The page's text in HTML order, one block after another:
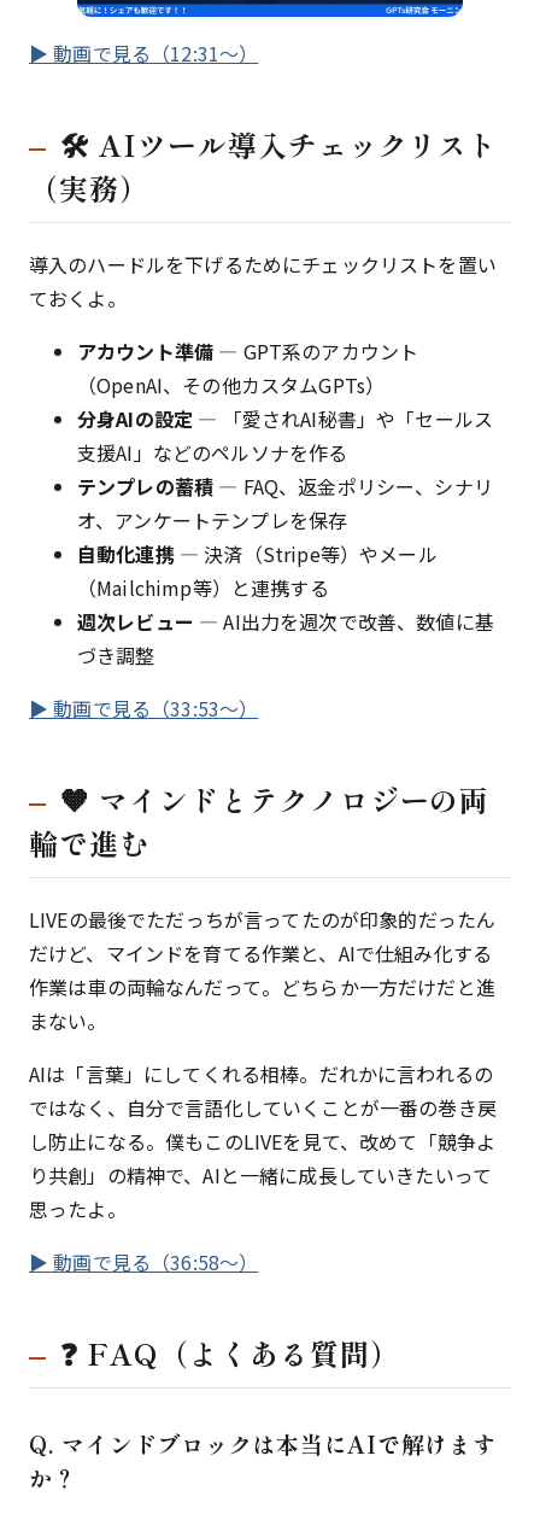
▶ 動画で見る（12:31〜）
🛠 AIツール導入チェックリスト
（実務）
導入のハードルを下げるためにチェックリストを置い
ておくよ。
アカウント準備 — GPT系のアカウント
（OpenAI、その他カスタムGPTs）
分身AIの設定 — 「愛されAI秘書」や「セールス
支援AI」などのペルソナを作る
テンプレの蓄積 — FAQ、返金ポリシー、シナリ
オ、アンケートテンプレを保存
自動化連携— 決済（Stripe等）やメール
（Mailchimp等）と連携する
週次レビュー — AI出力を週次で改善、数値に基
づき調整
▶ 動画で見る（33:53〜）
🧡 マインドとテクノロジーの両
輪で進む
LIVEの最後でただっちが言ってたのが印象的だったん
だけど、マインドを育てる作業と、AIで仕組み化する
作業は車の両輪なんだって。どちらか一方だけだと進
まない。
AIは「言葉」にしてくれる相棒。だれかに言われるの
ではなく、自分で言語化していくことが一番の巻き戻
し防止になる。僕もこのLIVEを見て、改めて「競争よ
り共創」の精神で、AIと一緒に成長していきたいって
思ったよ。
▶ 動画で見る（36:58〜）
❓ FAQ（よくある質問）
Q. マインドブロックは本当にAIで解けます
か？